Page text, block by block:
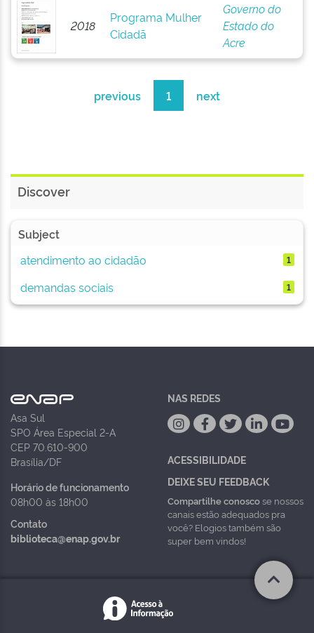
2018
Programa Mulher
Cidadã
Governo do
Estado do
Acre
previous 1 next
Discover
Subject
atendimento ao cidadão
1
demandas sociais 1
Asa Sul
SPO Área Especial 2-A
CEP 70.610-900
Brasília/DF
Horário de funcionamento
08h00 às 18h00
Contato
biblioteca@enap.gov.br
NAS REDES
ACESSIBILIDADE
DEIXE SEU FEEDBACK
Compartilhe conoscose nossos
canais estão adequados pra
você? Elogios também são
super bem vindos!